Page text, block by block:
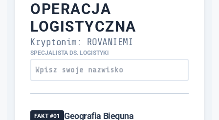
OPERACJA
LOGISTYCZNA
Kryptonim: ROVANIEMI
SPECJALISTA DS. LOGISTYKI
FAKT #01 Geografia Bieguna